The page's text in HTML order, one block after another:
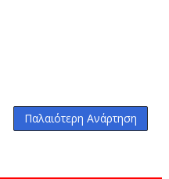
Παλαιότερη Ανάρτηση